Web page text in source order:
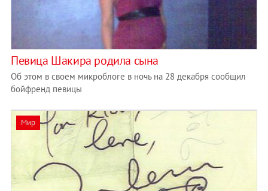
Певица Шакира родила сына
Об этом в своем микроблоге в ночь на 28 декабря сообщил
бойфренд певицы
Мир